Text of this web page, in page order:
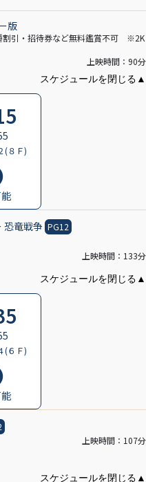
版
引・招待券など無料鑑賞不可 ※2K
上映時間：90分
(８Ｆ)
恐竜戦争 PG12
上映時間：133分
(６Ｆ)
上映時間：107分